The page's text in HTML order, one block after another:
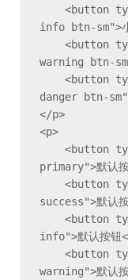
info btn-sm">
warning btn-
danger btn-
</p>
<p>
primary">默认
success">默认
info">默认按钮
warning">默认